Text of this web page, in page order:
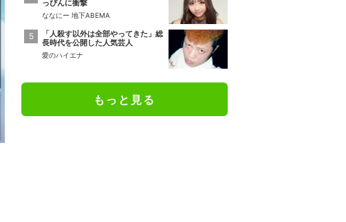
っぴんに衝撃
ななにー 地下ABEMA
「人殺す以外は全部やってきた」総
長時代を公開した人気芸人
愛のハイエナ
もっと見る